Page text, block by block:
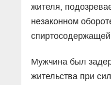
жителя,
незаконном
Мужчина был
жительства при